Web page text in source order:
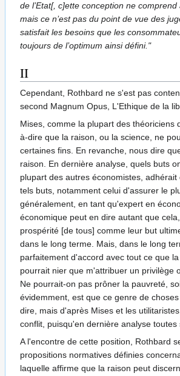
de l’Etat[, c]ette conception ne
mais ce n’est pas du point de vue des
satisfait les besoins que les
toujours de l’optimum ainsi défini."
II
Cependant, Rothbard ne s'est pas
second Magnum Opus, L'Ethique de la
Mises, comme la plupart des théoriciens
à-dire que la raison, ou la science, ne
certaines fins. En revanche, nous dire
raison. En dernière analyse, quels buts
plupart des autres économistes,
tels buts, notamment celui d'assurer le
généralement, en tant qu'expert en
économique peut en dire autant que
prospérité [de tous] comme leur but
dans le long terme. Mais, dans le long
parfaitement d'accord avec tout ce que
pourrait nier que m'attribuer un privilège
Ne pourrait-on pas prôner la pauvreté,
évidemment, est que ce genre de
dire, mais d'après Mises et les
conflit, puisqu'en dernière analyse toutes
A l'encontre de cette position, Rothbard
propositions normatives définies
laquelle affirme que la raison peut